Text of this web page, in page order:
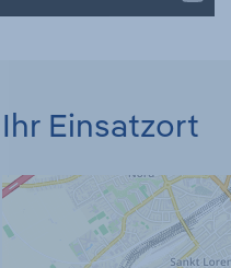
Ihr Einsatzort